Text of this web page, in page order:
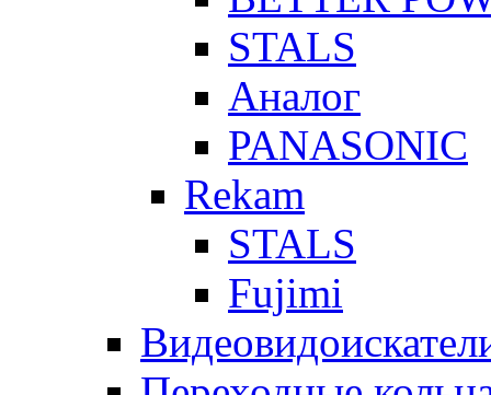
STALS
Аналог
PANASONIC
Rekam
STALS
Fujimi